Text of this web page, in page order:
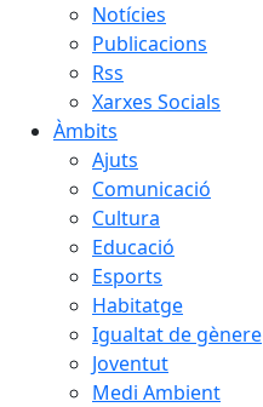
Notícies
Publicacions
Rss
Xarxes Socials
Àmbits
Ajuts
Comunicació
Cultura
Educació
Esports
Habitatge
Igualtat de gènere
Joventut
Medi Ambient